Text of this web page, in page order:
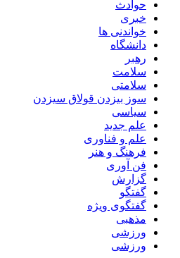
حوادث
خبری
خواندنی ها
دانشگاه
رهبر
سلامت
سلامتی
سوز بیزدن قولاق سیزدن
سیاسی
علم جدید
علم و فناوری
فرهنگ و هنر
فن آوری
گزارش
گفتگو
گفتگوی ویژه
مذهبی
ورزشی
ورزشی